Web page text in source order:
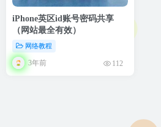
iPhone英区id账号密码共享
（网站最全有效）
网络教程
3年前 112